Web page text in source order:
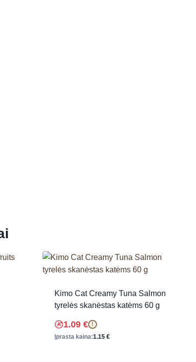
Kimo Cat Creamy Tuna Salmon
tyrelės skanėstas katėms 60 g
1.09 € !
Įprasta kaina:1.15 €